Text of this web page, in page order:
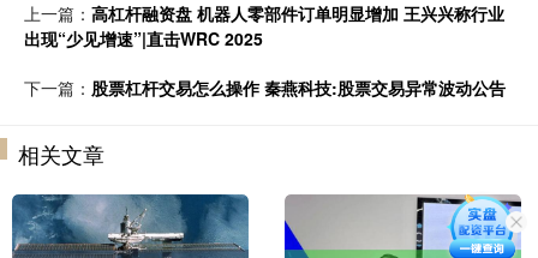
上一篇： 高杠杆融资盘 机器人零部件订单明显增加 王兴兴称行业
出现“少见增速”|直击WRC 2025
下一篇： 股票杠杆交易怎么操作 秦燕科技:股票交易异常波动公告
相关文章